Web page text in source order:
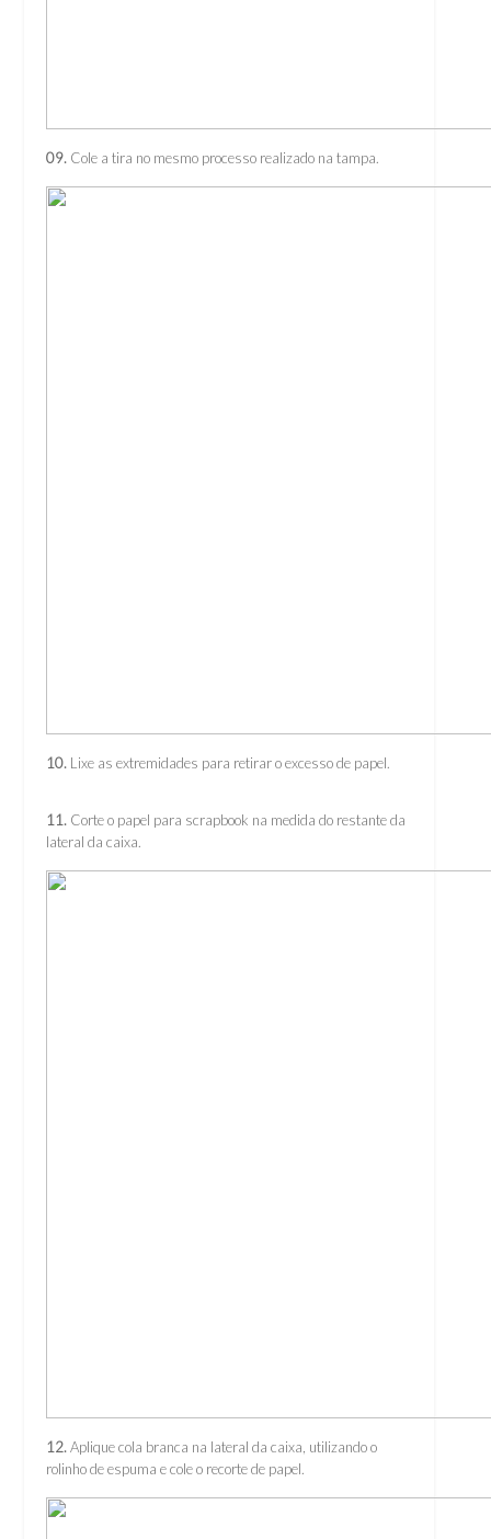
09. Cole a tira no mesmo processo realizado na tampa.
10. Lixe as extremidades para retirar o excesso de papel.
11. Corte o papel para scrapbook na medida do restante da
lateral da caixa.
12.Aplique cola branca na lateral da caixa, utilizando o
rolinho de espuma e cole o recorte de papel.